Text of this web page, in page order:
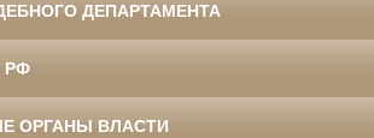
ДЕПАРТАМЕНТА
РФ
ОРГАНЫ ВЛАСТИ